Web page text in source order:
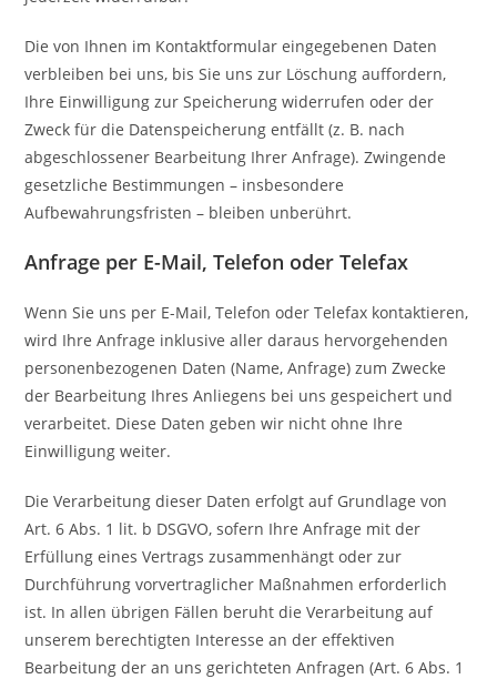
Die von Ihnen im Kontaktformular eingegebenen Daten
verbleiben bei uns, bis Sie uns zur Löschung auffordern,
Ihre Einwilligung zur Speicherung widerrufen oder der
Zweck für die Datenspeicherung entfällt (z. B. nach
abgeschlossener Bearbeitung Ihrer Anfrage). Zwingende
gesetzliche Bestimmungen – insbesondere
Aufbewahrungsfristen – bleiben unberührt.
Anfrage per E-Mail, Telefon oder Telefax
Wenn Sie uns per E-Mail, Telefon oder Telefax kontaktieren,
wird Ihre Anfrage inklusive aller daraus hervorgehenden
personenbezogenen Daten (Name, Anfrage) zum Zwecke
der Bearbeitung Ihres Anliegens bei uns gespeichert und
verarbeitet. Diese Daten geben wir nicht ohne Ihre
Einwilligung weiter.
Die Verarbeitung dieser Daten erfolgt auf Grundlage von
Art. 6 Abs. 1 lit. b DSGVO, sofern Ihre Anfrage mit der
Erfüllung eines Vertrags zusammenhängt oder zur
Durchführung vorvertraglicher Maßnahmen erforderlich
ist. In allen übrigen Fällen beruht die Verarbeitung auf
unserem berechtigten Interesse an der effektiven
Bearbeitung der an uns gerichteten Anfragen (Art. 6 Abs. 1